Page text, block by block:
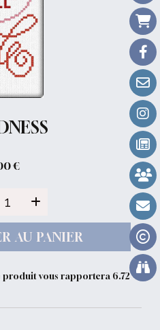
€
AU PANIER
produit vous rapportera 6.72